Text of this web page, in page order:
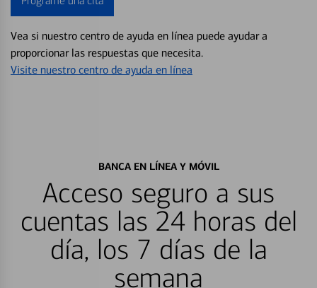
Vea si nuestro centro de ayuda en línea puede ayudar a
proporcionar las respuestas que necesita.
Visite nuestro centro de ayuda en línea
BANCA EN LÍNEA Y MÓVIL
Acceso seguro a sus
cuentas las 24 horas del
día, los 7 días de la
semana